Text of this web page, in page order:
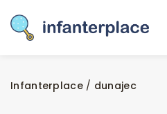
Infanterplace/ dunajec